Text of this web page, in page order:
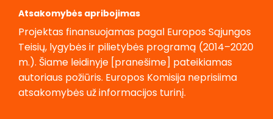
Atsakomybės apribojimas
Projektas finansuojamas pagal Europos Sąjungos
Teisių, lygybės ir pilietybės programą (2014–2020
m.). Šiame leidinyje [pranešime] pateikiamas
autoriaus požiūris. Europos Komisija neprisiima
atsakomybės už informacijos turinį.